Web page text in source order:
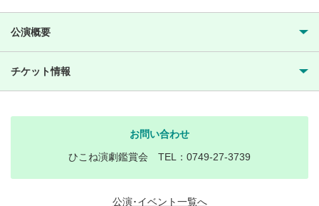
公演概要
チケット情報
お問い合わせ
ひこね演劇鑑賞会 TEL：0749-27-3739
公演･イベント一覧へ